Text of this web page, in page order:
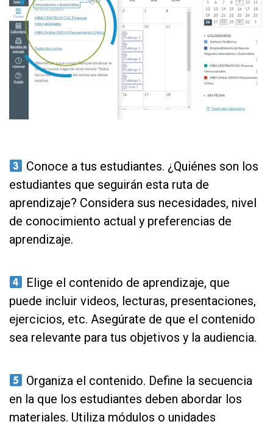
Conoce a tus estudiantes. ¿Quiénes son los
estudiantes que seguirán esta ruta de
aprendizaje? Considera sus necesidades, nivel
de conocimiento actual y preferencias de
aprendizaje.
Elige el contenido de aprendizaje, que
puede incluir videos, lecturas, presentaciones,
ejercicios, etc. Asegúrate de que el contenido
sea relevante para tus objetivos y la audiencia.
Organiza el contenido. Define la secuencia
en la que los estudiantes deben abordar los
materiales. Utiliza módulos o unidades